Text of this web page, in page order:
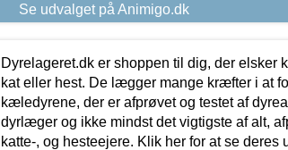
Se udvalget på Animigo.dk
Dyrelageret.dk er shoppen til dig, der elsker
kat eller hest. De lægger mange kræfter i at
kæledyrene, der er afprøvet og testet af
dyrlæger og ikke mindst det vigtigste af alt,
katte-, og hesteejere. Klik her for at se deres